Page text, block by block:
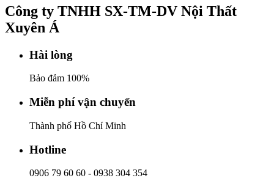
Công ty TNHH SX-TM-DV Nội Thất
Xuyên Á
Hài lòng
Bảo đảm 100%
Miễn phí vận chuyển
Thành phố Hồ Chí Minh
Hotline
0906 79 60 60 - 0938 304 354